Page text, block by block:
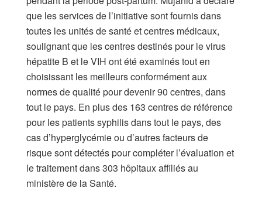
que les services de l’initiative sont fournis dans
toutes les unités de santé et centres médicaux,
soulignant que les centres destinés pour le virus
hépatite B et le VIH ont été examinés tout en
choisissant les meilleurs conformément aux
normes de qualité pour devenir 90 centres, dans
tout le pays. En plus des 163 centres de référence
pour les patients syphilis dans tout le pays, des
cas d’hyperglycémie ou d’autres facteurs de
risque sont détectés pour compléter l’évaluation et
le traitement dans 303 hôpitaux affiliés au
ministère de la Santé.